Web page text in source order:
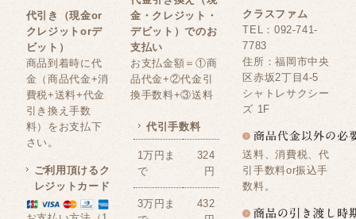
代引き（現金or
クレジットorデ
ビット）
商品到着時に代
金（商品代金+消
費税+送料+代金
引き換え手数
料）をお支払下
さい。
ご利用頂けるク
レジットカード
金・クレジット・
デビット）でのお
支払い
お支払金額＝①商
品代金+②代金引
換手数料+③送料
代引手数料
1万円ま
で
324
円
3万円ま
432
クラスファム
TEL：092-741-
7783
住所：福岡市中央
区赤坂2丁目4-5
シャトレサクシー
ズ 1F
送料、消費税、代
引手数料or振込手
数料。